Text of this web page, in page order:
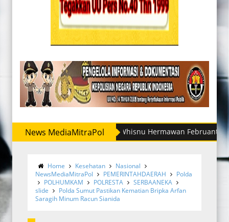
News MediaMitraPolIrjen Whisnu Hermawan Februanto Mutasi
Home Kesehatan
Nasional
NewsMediaMitraPol
PEMERINTAHDAERAH
Polda
POLHUMKAM
POLRESTA
SERBAANEKA
slide
Polda Sumut Pastikan Kematian Bripka Arfan
Saragih Minum Racun Sianida